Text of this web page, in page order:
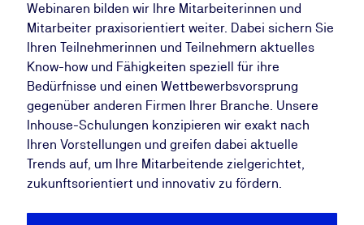
Webinaren bilden wir Ihre Mitarbeiterinnen und
Mitarbeiter praxisorientiert weiter. Dabei sichern Sie
Ihren Teilnehmerinnen und Teilnehmern aktuelles
Know-how und Fähigkeiten speziell für ihre
Bedürfnisse und einen Wettbewerbsvorsprung
gegenüber anderen Firmen Ihrer Branche. Unsere
Inhouse-Schulungen konzipieren wir exakt nach
Ihren Vorstellungen und greifen dabei aktuelle
Trends auf, um Ihre ​​Mitarbeitende zielgerichtet,
zukunftsorientiert und innovativ zu fördern.